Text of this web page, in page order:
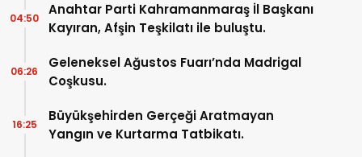
Anahtar Parti Kahramanmaraş İl Başkanı
Kayıran, Afşin Teşkilatı ile buluştu.
04:50
Geleneksel Ağustos Fuarı’nda Madrigal
Coşkusu.
06:26
Büyükşehirden Gerçeği Aratmayan
Yangın ve Kurtarma Tatbikatı.
16:25